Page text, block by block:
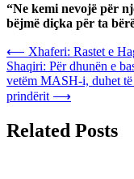
“Ne kemi nevojë për
bëjmë diçka për ta
Post
navigation
⟵ Xhaferi: Rastet e
Shaqiri: Për dhunën e
vetëm MASH-i, duhet
prindërit ⟶
Related Posts